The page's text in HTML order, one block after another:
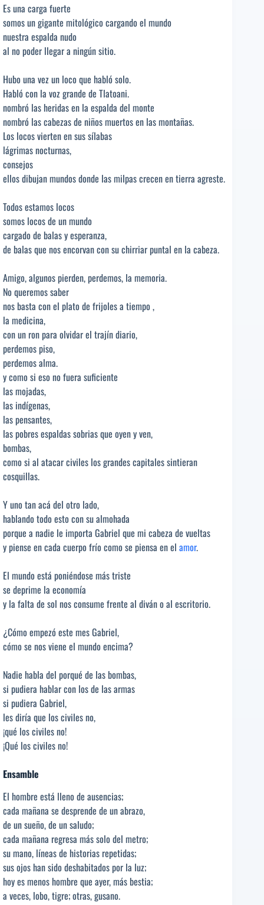
Es una carga fuerte
somos un gigante mitológico cargando el mundo
nuestra espalda nudo
al no poder llegar a ningún sitio.
Hubo una vez un loco que habló solo.
Habló con la voz grande de Tlatoani.
nombró las heridas en la espalda del monte
nombró las cabezas de niños muertos en las montañas.
Los locos vierten en sus sílabas
lágrimas nocturnas,
consejos
ellos dibujan mundos donde las milpas crecen en tierra agreste.
Todos estamos locos
somos locos de un mundo
cargado de balas y esperanza,
de balas que nos encorvan con su chirriar puntal en la cabeza.
Amigo, algunos pierden, perdemos, la memoria.
No queremos saber
nos basta con el plato de frijoles a tiempo ,
la medicina,
con un ron para olvidar el trajín diario,
perdemos piso,
perdemos alma.
y como si eso no fuera suficiente
las mojadas,
las indígenas,
las pensantes,
las pobres espaldas sobrias que oyen y ven,
bombas,
como si al atacar civiles los grandes capitales sintieran
cosquillas.
Y uno tan acá del otro lado,
hablando todo esto con su almohada
porque a nadie le importa Gabriel que mi cabeza de vueltas
y piense en cada cuerpo frío como se piensa en el amor.
El mundo está poniéndose más triste
se deprime la economía
y la falta de sol nos consume frente al diván o al escritorio.
¿Cómo empezó este mes Gabriel,
cómo se nos viene el mundo encima?
Nadie habla del porqué de las bombas,
si pudiera hablar con los de las armas
si pudiera Gabriel,
les diría que los civiles no,
¡qué los civiles no!
¡Qué los civiles no!
Ensamble
El hombre está lleno de ausencias;
cada mañana se desprende de un abrazo,
de un sueño, de un saludo;
cada mañana regresa más solo del metro;
su mano, líneas de historias repetidas;
sus ojos han sido deshabitados por la luz;
hoy es menos hombre que ayer, más bestia;
a veces, lobo, tigre; otras, gusano.